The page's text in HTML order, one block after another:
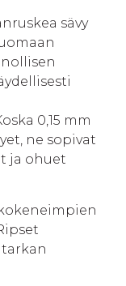
sävy
0,15 mm
ne sopivat
ja ohuet